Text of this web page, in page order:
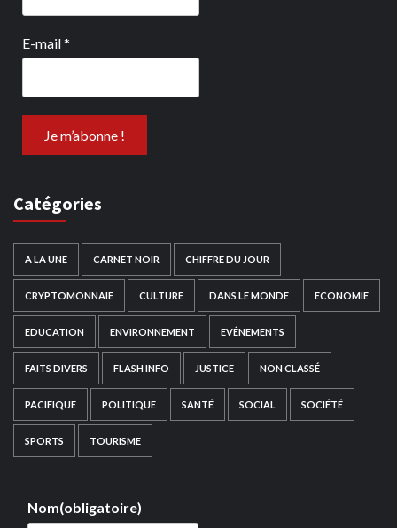
E-mail*
Catégories
A LA UNE CARNET NOIR CHIFFRE DU JOUR
CRYPTOMONNAIE CULTURE DANS LE MONDE ECONOMIE
EDUCATION ENVIRONNEMENT EVÉNEMENTS
FAITS DIVERS FLASH INFO JUSTICE NON CLASSÉ
PACIFIQUE POLITIQUE SANTÉ SOCIAL SOCIÉTÉ
SPORTS TOURISME
Nom(obligatoire)